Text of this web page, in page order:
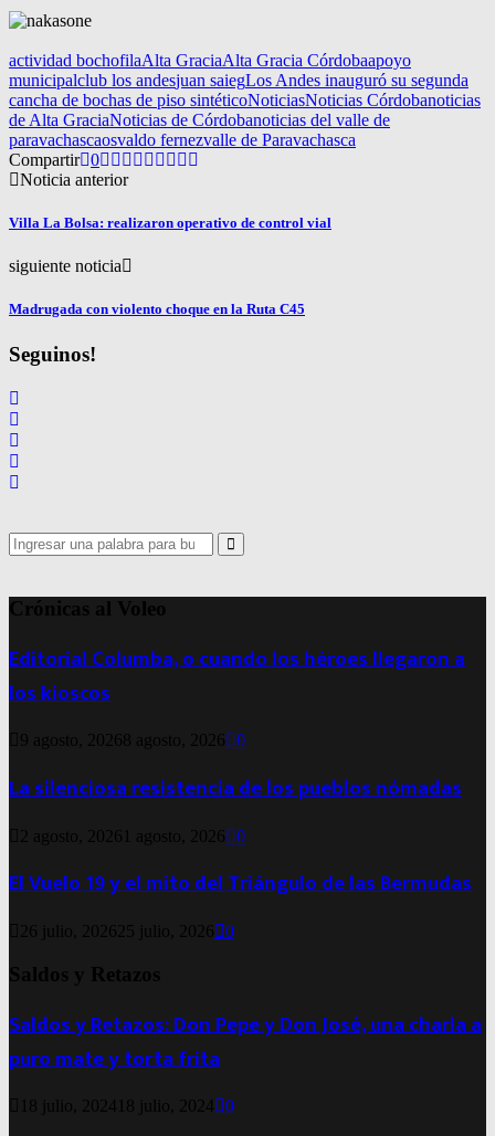
actividad bochofilaAlta GraciaAlta Gracia Córdobaapoyo
municipalclub los andesjuan saiegLos Andes inauguró su segunda
cancha de bochas de piso sintéticoNoticiasNoticias Córdobanoticias
de Alta GraciaNoticias de Córdobanoticias del valle de
paravachascaosvaldo fernezvalle de Paravachasca
Compartir 0
Noticia anterior
Villa La Bolsa: realizaron operativo de control vial
siguiente noticia
Madrugada con violento choque en la Ruta C45
Seguinos!
Search
for:
Search
Crónicas al Voleo
Editorial Columba, o cuando los héroes llegaron a
los kioscos
9 agosto, 20268 agosto, 2026 0
La silenciosa resistencia de los pueblos nómadas
2 agosto, 2026 1 agosto, 2026 0
El Vuelo 19 y el mito del Triángulo de las Bermudas
26 julio, 2026 25 julio, 2026 0
Saldos y Retazos
Saldos y Retazos: Don Pepe y Don José, una charla a
puro mate y torta frita
18 julio, 2024 18 julio, 2024 0